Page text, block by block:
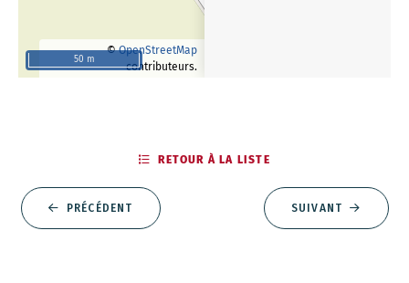
©OpenStreetMap
contributeurs.
50 m
PRÉCÉDENT
RETOUR À LA LISTE
SUIVANT